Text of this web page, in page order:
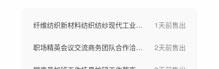
纤维纺织新材料纺织纺纱现代工业车间工厂 1天前售出
职场精英会议交流商务团队合作洽谈团队欢呼 2天前售出